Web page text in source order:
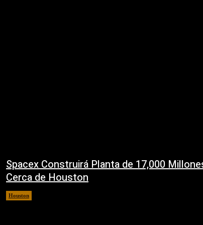
Spacex Construirá Planta de 17,000
Cerca de Houston
Houston